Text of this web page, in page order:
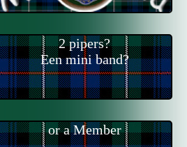
2 pipers?
Een mini band?
or a Member